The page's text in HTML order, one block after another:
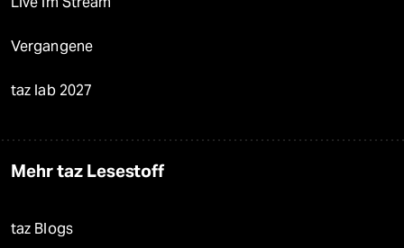
Vergangene
taz lab 2027
Mehr taz Lesestoff
taz Blogs